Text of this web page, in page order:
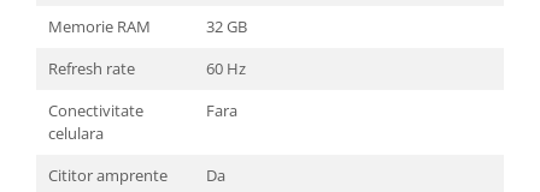
Memorie RAM
32 GB
Refresh rate
60 Hz
Conectivitate
celulara
Fara
Cititor amprente
Da